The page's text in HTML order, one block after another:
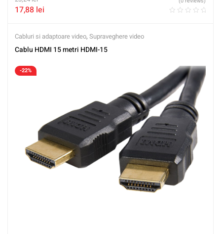
17,88 lei
Cabluri si adaptoare video, Supraveghere video
Cablu HDMI 15 metri HDMI-15
-22%